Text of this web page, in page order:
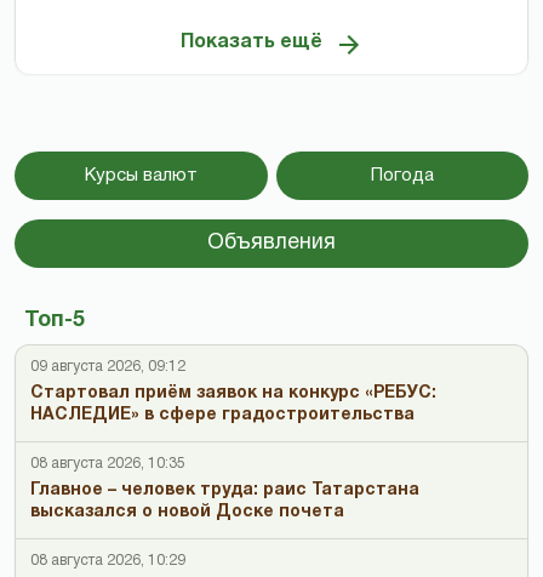
Показать ещё
Курсы валют Погода
Объявления
Топ-5
09 августа 2026, 09:12
Стартовал приём заявок на конкурс «РЕБУС:
НАСЛЕДИЕ» в сфере градостроительства
08 августа 2026, 10:35
Главное – человек труда: раис Татарстана
высказался о новой Доске почета
08 августа 2026, 10:29